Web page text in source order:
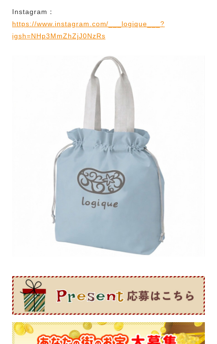
Instagram：
https://www.instagram.com/___logique___?
igsh=NHp3MmZhZjJ0NzRs